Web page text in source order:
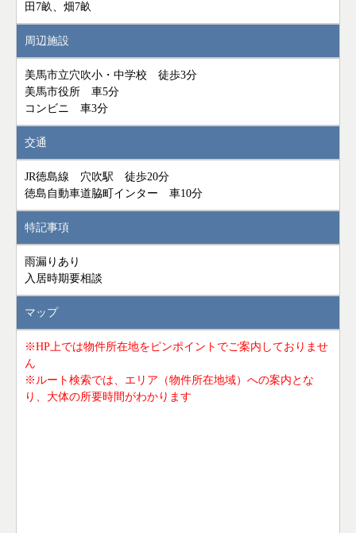
田7畝、畑7畝
周辺施設
美馬市立穴吹小・中学校 徒歩3分
美馬市役所 車5分
コンビニ 車3分
交通
JR徳島線 穴吹駅 徒歩20分
徳島自動車道脇町インター 車10分
特記事項
雨漏りあり
入居時期要相談
マップ
※HP上では物件所在地をピンポイントでご案内しておりませ
ん
※ルート検索では、エリア（物件所在地域）への案内とな
り、大体の所要時間がわかります